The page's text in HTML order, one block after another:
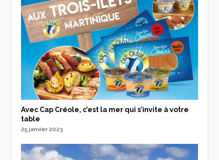
Avec Cap Créole, c’est la mer qui s’invite à votre
table
25 janvier 2023